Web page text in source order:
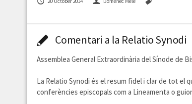
Comentari a la Relatio Synodi
Assemblea General Extraordinària del Sínode de
La Relatio Synodi és el resum fidel i clar de tot el
conferències episcopals com a Lineamenta o